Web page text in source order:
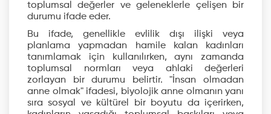
toplumsal değerler ve geleneklerle çelişen bir
durumu ifade eder.
Bu ifade, genellikle evlilik dışı ilişki veya
planlama yapmadan hamile kalan kadınları
tanımlamak için kullanılırken, aynı zamanda
toplumsal normları veya ahlaki değerleri
zorlayan bir durumu belirtir. "İnsan olmadan
anne olmak" ifadesi, biyolojik anne olmanın yanı
sıra sosyal ve kültürel bir boyutu da içerirken,